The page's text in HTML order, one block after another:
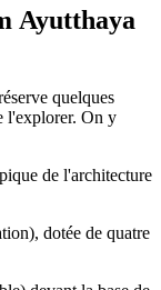
Ayutthaya
quelques
l'explorer. On y
de l'architecture
dotée de quatre